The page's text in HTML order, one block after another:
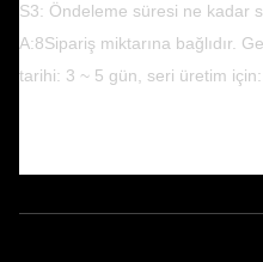
S3: Öndeleme süresi ne kadar
A:8Sipariş miktarına bağlıdır.
tarihi: 3 ~ 5 gün, seri üretim